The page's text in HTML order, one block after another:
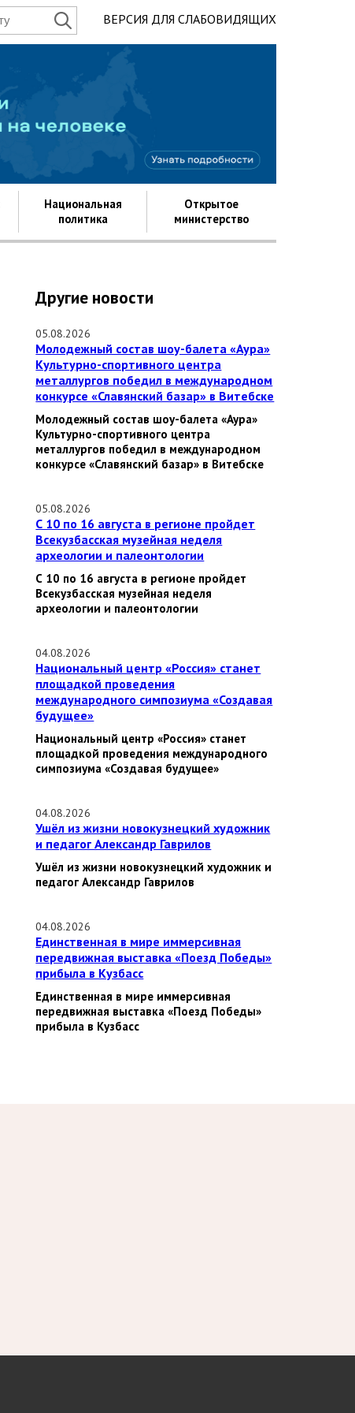
ВЕРСИЯ ДЛЯ СЛАБОВИДЯЩИХ
Национальная
политика
Открытое
министерство
Другие новости
05.08.2026
Молодежный состав шоу-балета «Аура»
Культурно-спортивного центра
металлургов победил в международном
конкурсе «Славянский базар» в Витебске
Молодежный состав шоу-балета «Аура»
Культурно-спортивного центра
металлургов победил в международном
конкурсе «Славянский базар» в Витебске
05.08.2026
С 10 по 16 августа в регионе пройдет
Всекузбасская музейная неделя
археологии и палеонтологии
С 10 по 16 августа в регионе пройдет
Всекузбасская музейная неделя
археологии и палеонтологии
04.08.2026
Национальный центр «Россия» станет
площадкой проведения
международного симпозиума «Создавая
будущее»
Национальный центр «Россия» станет
площадкой проведения международного
симпозиума «Создавая будущее»
04.08.2026
Ушёл из жизни новокузнецкий художник
и педагог Александр Гаврилов
Ушёл из жизни новокузнецкий художник и
педагог Александр Гаврилов
04.08.2026
Единственная в мире иммерсивная
передвижная выставка «Поезд Победы»
прибыла в Кузбасс
Единственная в мире иммерсивная
передвижная выставка «Поезд Победы»
прибыла в Кузбасс